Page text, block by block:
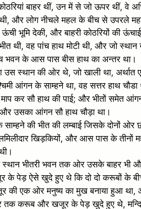
बाहर थीं, उन में से जो ऊपर थीं, वे
थी, और लोग नीचले महल के बीच से उपरले
भूमि देकी, और बाहरी कोठरियों की
थी, वह पांच हाथ मोटी थी, और जो
भवन के आस पास बीस हाथ का अन्तर था।
उस स्थान की ओर थे, जो खाली था,
आंगन के साम्हने था, वह सत्तर हाथ
कर सौ हाथ की पाई; और भीतों समेत आंगन
उसका आंगन सौ हाथ चौड़ा था।
की भीत की लम्बाई जिसके दोनों ओर
खिड़कियों, और आस पास के
भीतरी भवन तक ओर उसके बाहर भी
पेड़ ऐसे खुदे हुए थे कि दो दो करूबों के
एक ओर मनुष्य का मुख बनाया हुआ था,
तक करूब और खजूर के पेड़ खुदे हुए थे, मन्दिर